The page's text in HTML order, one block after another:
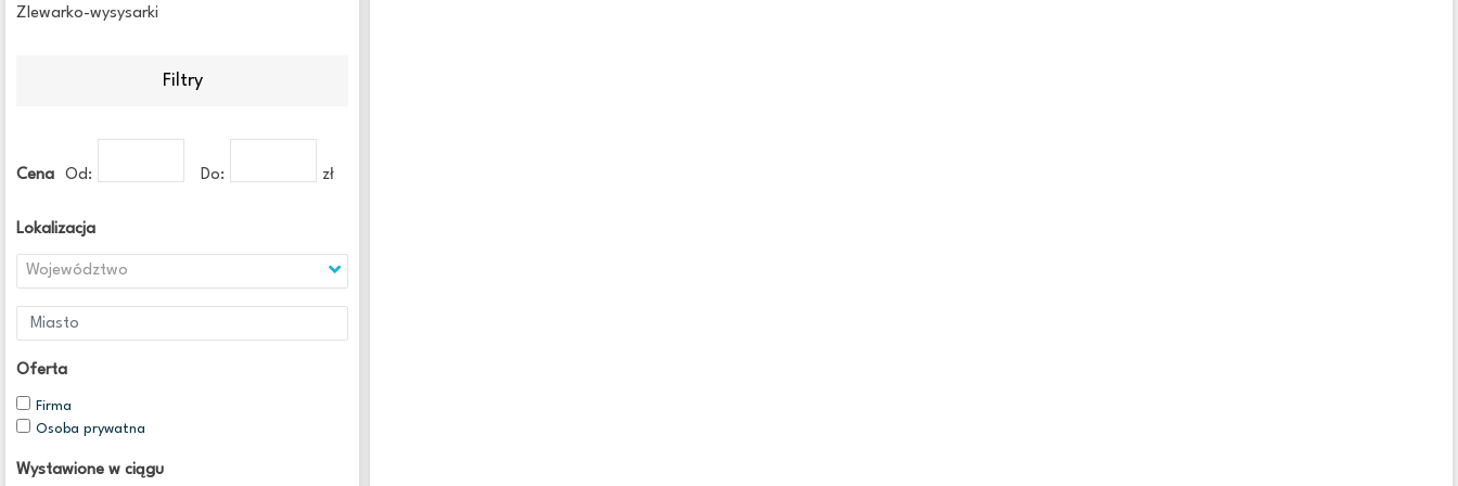
Zlewarko-wysysarki
Filtry
Cena Od: Do: zł
Lokalizacja
Województwo
Oferta
Firma
Osoba prywatna
Wystawione w ciągu